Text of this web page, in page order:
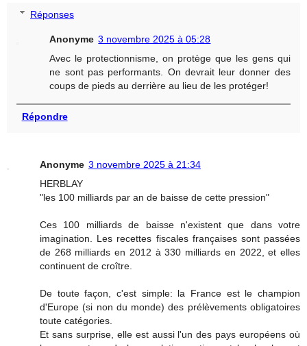
Réponses
Anonyme 3 novembre 2025 à 05:28
Avec le protectionnisme, on protège que les gens qui
ne sont pas performants. On devrait leur donner des
coups de pieds au derrière au lieu de les protéger!
Répondre
Anonyme 3 novembre 2025 à 21:34
HERBLAY
"les 100 milliards par an de baisse de cette pression"
Ces 100 milliards de baisse n'existent que dans votre
imagination. Les recettes fiscales françaises sont passées
de 268 milliards en 2012 à 330 milliards en 2022, et elles
continuent de croître.
De toute façon, c'est simple: la France est le champion
d'Europe (si non du monde) des prélèvements obligatoires
toute catégories.
Et sans surprise, elle est aussi l'un des pays européens où